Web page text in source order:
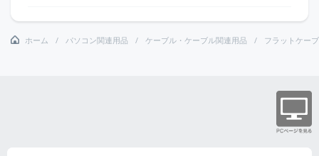
ホーム パソコン関連用品 ケーブル・ケーブル関連用品 フラットケー